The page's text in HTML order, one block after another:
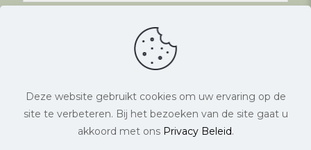
© Eten met Lay. Alle rechten voorbehouden. |
Deze website gebruikt cookies om uw ervaring op de
site te verbeteren. Bij het bezoeken van de site gaat u
akkoord met ons Privacy Beleid.